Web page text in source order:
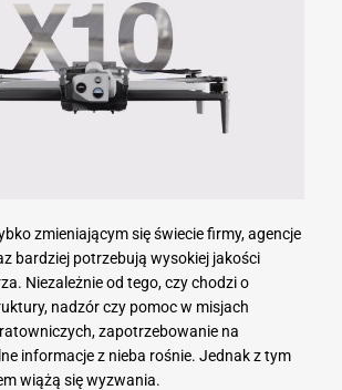
zmieniającym się świecie firmy, agencje
bardziej potrzebują wysokiej jakości
Niezależnie od tego, czy chodzi o
nadzór czy pomoc w misjach
zapotrzebowanie na
informacje z nieba rośnie. Jednak z tym
wiążą się wyzwania.